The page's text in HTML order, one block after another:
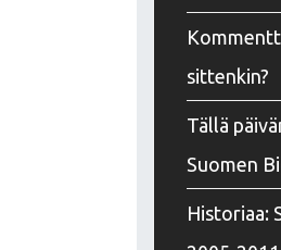
sittenkin?
Tällä
Suomen
Historiaa: